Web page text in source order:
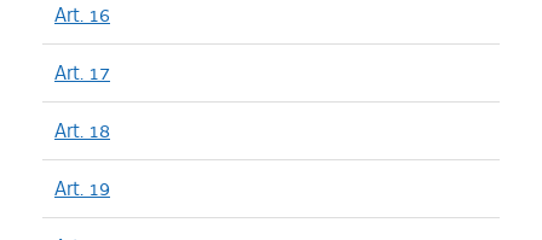
Art. 16
Art. 17
Art. 18
Art. 19